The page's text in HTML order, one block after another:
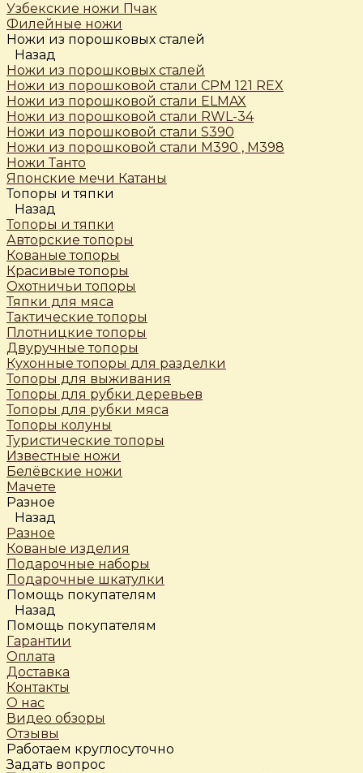
Узбекские ножи Пчак
Филейные ножи
Ножи из порошковых сталей
Назад
Ножи из порошковых сталей
Ножи из порошковой стали CPM 121 REX
Ножи из порошковой стали ELMAX
Ножи из порошковой стали RWL-34
Ножи из порошковой стали S390
Ножи из порошковой стали М390 , М398
Ножи Танто
Японские мечи Катаны
Топоры и тяпки
Назад
Топоры и тяпки
Авторские топоры
Кованые топоры
Красивые топоры
Охотничьи топоры
Тяпки для мяса
Тактические топоры
Плотницкие топоры
Двуручные топоры
Кухонные топоры для разделки
Топоры для выживания
Топоры для рубки деревьев
Топоры для рубки мяса
Топоры колуны
Туристические топоры
Известные ножи
Белёвские ножи
Мачете
Разное
Назад
Разное
Кованые изделия
Подарочные наборы
Подарочные шкатулки
Помощь покупателям
Назад
Помощь покупателям
Гарантии
Оплата
Доставка
Контакты
О нас
Видео обзоры
Отзывы
Работаем круглосуточно
Задать вопрос